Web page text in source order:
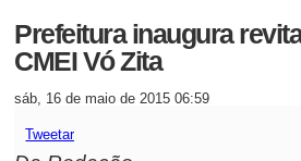
Prefeitura inaugura
CMEI Vó Zita
sáb, 16 de maio de 2015 06:59
Tweetar